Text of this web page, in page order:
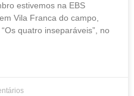
estivemos na EBS
Vila Franca do campo,
quatro inseparáveis”, no